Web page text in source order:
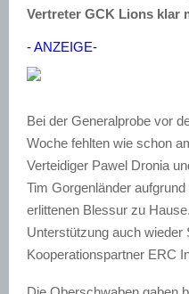
Vertreter GCK Lions klar
- ANZEIGE-
Bei der Generalprobe vor
Woche fehlten wie schon
Verteidiger Pawel Dronia
Tim Gorgenländer
erlittenen Blessur zu
Unterstützung auch wieder
Kooperationspartner ERC